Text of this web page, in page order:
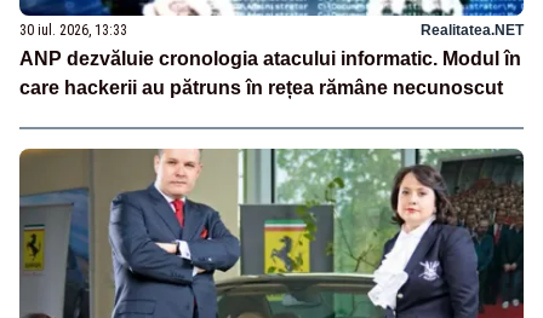
30 iul. 2026, 13:33 Realitatea.NET
ANP dezvăluie cronologia atacului informatic. Modul în
care hackerii au pătruns în rețea rămâne necunoscut